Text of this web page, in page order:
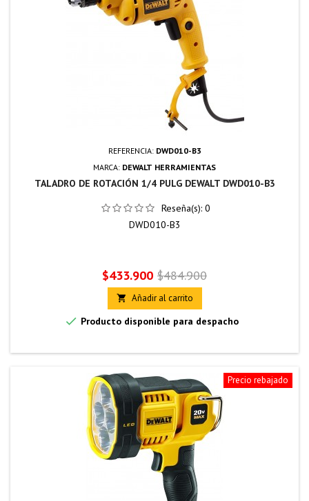
REFERENCIA: DWD010-B3
MARCA: DEWALT HERRAMIENTAS
TALADRO DE ROTACIÓN 1/4 PULG DEWALT DWD010-B3
Reseña(s): 0
DWD010-B3
Precio
$433.900 Precio
base
$484.900
 Añadir al carrito
 Producto disponible para despacho
Precio rebajado